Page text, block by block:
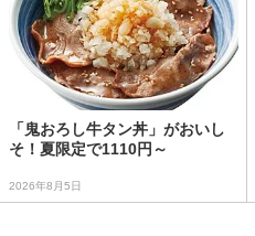
「鬼おろし牛タン丼」がおいし
そ！夏限定で1110円～
2026年8月5日